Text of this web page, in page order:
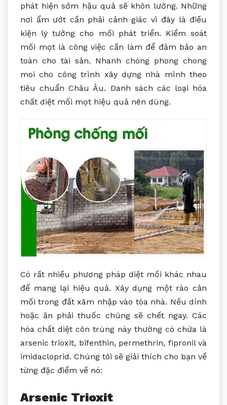
phát hiện sớm hậu quả sẽ khôn lường. Những
nơi ẩm ướt cần phải cảnh giác vì đây là điều
kiện lý tưởng cho mối phát triển. Kiểm soát
mối mọt là công việc cần làm để đảm bảo an
toàn cho tài sản. Nhanh chóng phong chong
moi cho công trình xây dựng nhà mình theo
tiêu chuẩn Châu Âu. Danh sách các loại hóa
chất diệt mối mọt hiệu quả nên dùng.
Có rất nhiều phương pháp diệt mối khác nhau
để mang lại hiệu quả. Xây dụng một rào cản
mối trong đất xâm nhập vào tòa nhà. Nếu dính
hoặc ăn phải thuốc chúng sẽ chết ngay. Các
hóa chất diệt côn trùng này thường có chứa là
arsenic trioxit, bifenthin, permethrin, fipronil và
imidacloprid. Chúng tôi sẽ giải thích cho bạn về
từng đặc điểm về nó:
Arsenic Trioxit